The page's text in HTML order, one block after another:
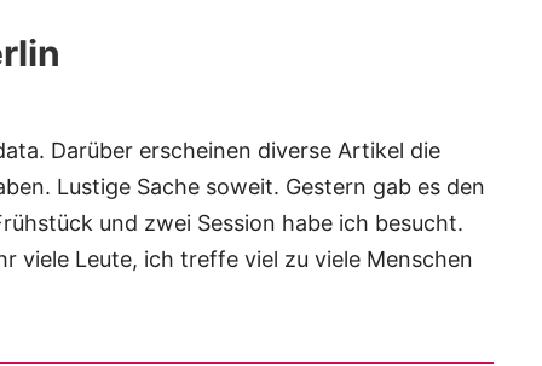
Darüber erscheinen diverse Artikel die
Lustige Sache soweit. Gestern gab es den
und zwei Session habe ich besucht.
viele Leute, ich treffe viel zu viele Menschen